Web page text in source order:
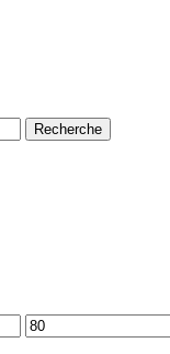
Recherche
Prix
max